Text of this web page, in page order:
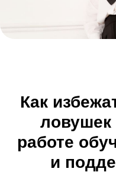
Как
ловушек
работе
и